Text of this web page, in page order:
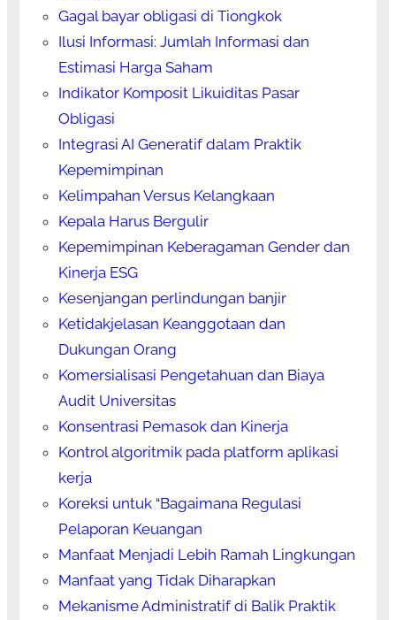
Gagal bayar obligasi di Tiongkok
Ilusi Informasi: Jumlah Informasi dan
Estimasi Harga Saham
Indikator Komposit Likuiditas Pasar
Obligasi
Integrasi AI Generatif dalam Praktik
Kepemimpinan
Kelimpahan Versus Kelangkaan
Kepala Harus Bergulir
Kepemimpinan Keberagaman Gender dan
Kinerja ESG
Kesenjangan perlindungan banjir
Ketidakjelasan Keanggotaan dan
Dukungan Orang
Komersialisasi Pengetahuan dan Biaya
Audit Universitas
Konsentrasi Pemasok dan Kinerja
Kontrol algoritmik pada platform aplikasi
kerja
Koreksi untuk “Bagaimana Regulasi
Pelaporan Keuangan
Manfaat Menjadi Lebih Ramah Lingkungan
Manfaat yang Tidak Diharapkan
Mekanisme Administratif di Balik Praktik